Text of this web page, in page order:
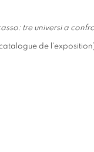
tre universi a
de